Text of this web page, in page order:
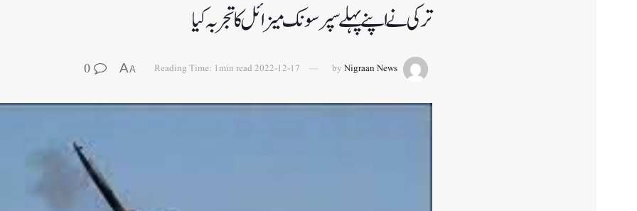
ترکی نے اپنے پہلے سپرسونک میزائل کا تجربہ کیا
by Nigraan News
2022-12-17
Reading Time: 1min read
A
A